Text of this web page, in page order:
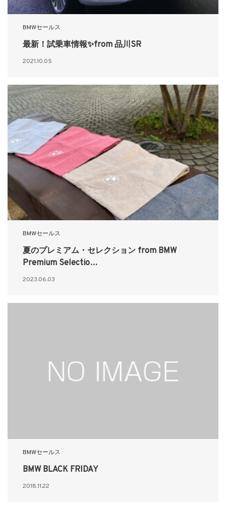
BMWセールス
最新！試乗車情報✨from 品川SR
2021.10.05
BMWセールス
夏のプレミアム・セレクション from BMW
Premium Selectio…
2023.06.03
BMWセールス
BMW BLACK FRIDAY
2018.11.22